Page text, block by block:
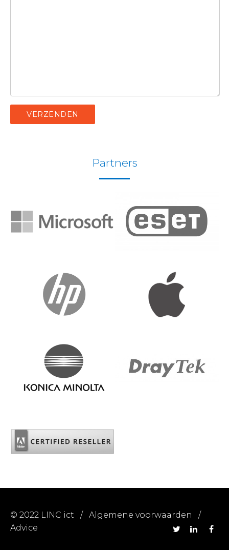
VERZENDEN
Partners
© 2022 LINC ict / Algemene voorwaarden
/
Advice